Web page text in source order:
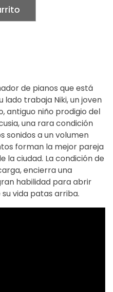
de pianos que está
lado trabaja Niki, un joven
antiguo niño prodigio del
una rara condición
sonidos a un volumen
forman la mejor pareja
la ciudad. La condición de
encierra una
habilidad para abrir
vida patas arriba.